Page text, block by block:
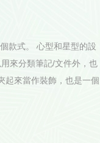
款式。 心型和星型的設
來分類筆記/文件外，也
起來當作裝飾，也是一個